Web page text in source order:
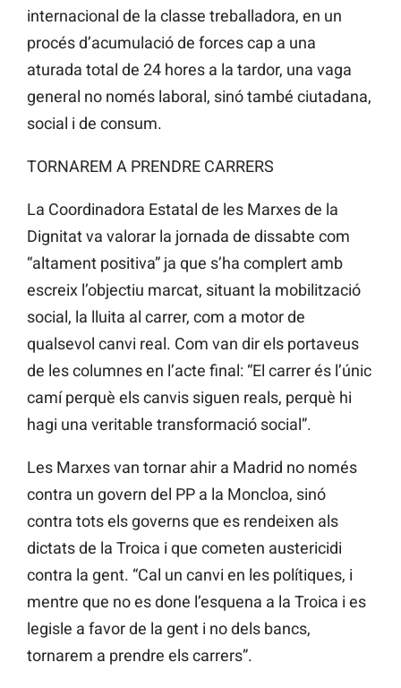
internacional de la classe treballadora, en un
procés d’acumulació de forces cap a una
aturada total de 24 hores a la tardor, una vaga
general no només laboral, sinó també ciutadana,
social i de consum.
TORNAREM A PRENDRE CARRERS
La Coordinadora Estatal de les Marxes de la
Dignitat va valorar la jornada de dissabte com
“altament positiva” ja que s’ha complert amb
escreix l’objectiu marcat, situant la mobilització
social, la lluita al carrer, com a motor de
qualsevol canvi real. Com van dir els portaveus
de les columnes en l’acte final: “El carrer és l’únic
camí perquè els canvis siguen reals, perquè hi
hagi una veritable transformació social”.
Les Marxes van tornar ahir a Madrid no només
contra un govern del PP a la Moncloa, sinó
contra tots els governs que es rendeixen als
dictats de la Troica i que cometen austericidi
contra la gent. “Cal un canvi en les polítiques, i
mentre que no es done l’esquena a la Troica i es
legisle a favor de la gent i no dels bancs,
tornarem a prendre els carrers”.